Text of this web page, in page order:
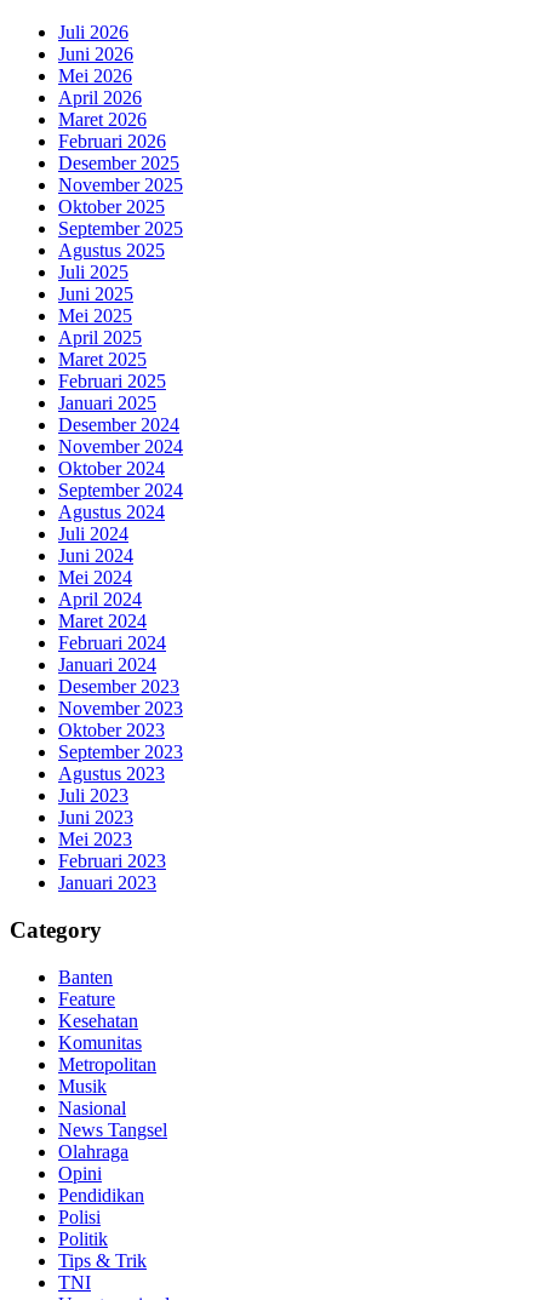
Juli 2026
Juni 2026
Mei 2026
April 2026
Maret 2026
Februari 2026
Desember 2025
November 2025
Oktober 2025
September 2025
Agustus 2025
Juli 2025
Juni 2025
Mei 2025
April 2025
Maret 2025
Februari 2025
Januari 2025
Desember 2024
November 2024
Oktober 2024
September 2024
Agustus 2024
Juli 2024
Juni 2024
Mei 2024
April 2024
Maret 2024
Februari 2024
Januari 2024
Desember 2023
November 2023
Oktober 2023
September 2023
Agustus 2023
Juli 2023
Juni 2023
Mei 2023
Februari 2023
Januari 2023
Category
Banten
Feature
Kesehatan
Komunitas
Metropolitan
Musik
Nasional
News Tangsel
Olahraga
Opini
Pendidikan
Polisi
Politik
Tips & Trik
TNI